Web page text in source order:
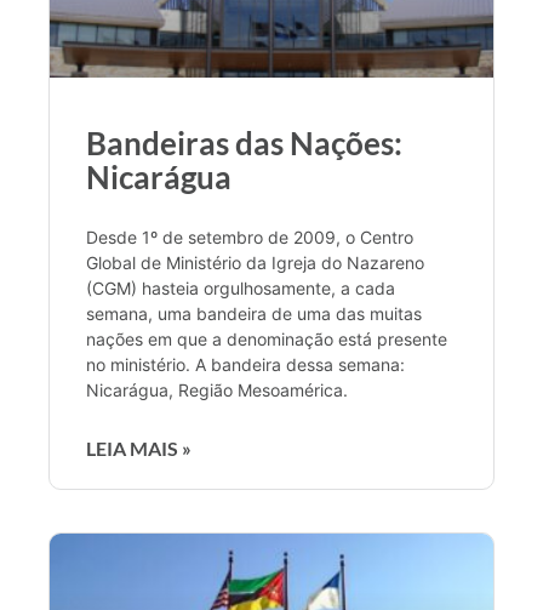
Bandeiras das Nações:
Nicarágua
Desde 1º de setembro de 2009, o Centro
Global de Ministério da Igreja do Nazareno
(CGM) hasteia orgulhosamente, a cada
semana, uma bandeira de uma das muitas
nações em que a denominação está presente
no ministério. A bandeira dessa semana:
Nicarágua, Região Mesoamérica.
LEIA MAIS »